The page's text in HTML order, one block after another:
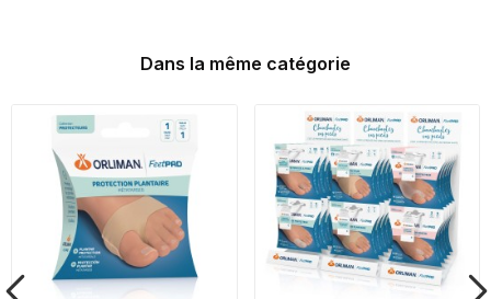
Dans la même catégorie